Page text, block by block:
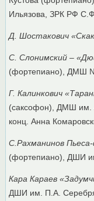
Ильязова, ЗРК РФ
Д. Шостакович
С. Слонимский –
(фортепиано), ДМШ
Г. Калинкович
(саксофон), ДМШ им.
конц. Анна
С.Рахманинов
(фортепиано), ДШИ
Кара Караев
ДШИ им. П.А.